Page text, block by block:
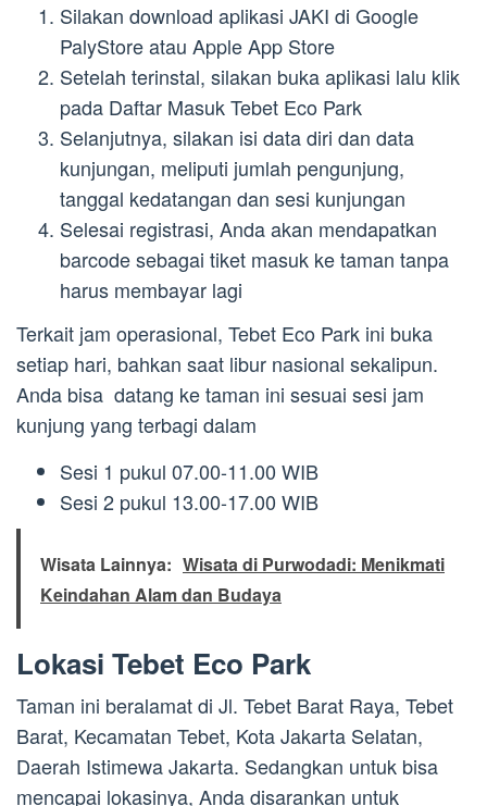
Silakan download aplikasi JAKI di Google
PalyStore atau Apple App Store
Setelah terinstal, silakan buka aplikasi lalu klik
pada Daftar Masuk Tebet Eco Park
Selanjutnya, silakan isi data diri dan data
kunjungan, meliputi jumlah pengunjung,
tanggal kedatangan dan sesi kunjungan
Selesai registrasi, Anda akan mendapatkan
barcode sebagai tiket masuk ke taman tanpa
harus membayar lagi
Terkait jam operasional, Tebet Eco Park ini buka
setiap hari, bahkan saat libur nasional sekalipun.
Anda bisa datang ke taman ini sesuai sesi jam
kunjung yang terbagi dalam
Sesi 1 pukul 07.00-11.00 WIB
Sesi 2 pukul 13.00-17.00 WIB
Wisata Lainnya: Wisata di Purwodadi: Menikmati
Keindahan Alam dan Budaya
Lokasi Tebet Eco Park
Taman ini beralamat di Jl. Tebet Barat Raya, Tebet
Barat, Kecamatan Tebet, Kota Jakarta Selatan,
Daerah Istimewa Jakarta. Sedangkan untuk bisa
mencapai lokasinya, Anda disarankan untuk